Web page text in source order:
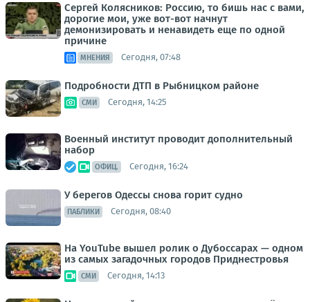
Сергей Колясников: Россию, то бишь нас с вами,
дорогие мои, уже вот-вот начнут
демонизировать и ненавидеть еще по одной
причине
МНЕНИЯ Сегодня, 07:48
Подробности ДТП в Рыбницком районе
СМИ Сегодня, 14:25
Военный институт проводит дополнительный
набор
ОФИЦ. Сегодня, 16:24
У берегов Одессы снова горит судно
ПАБЛИКИ Сегодня, 08:40
На YouTube вышел ролик о Дубоссарах — одном
из самых загадочных городов Приднестровья
СМИ Сегодня, 14:13